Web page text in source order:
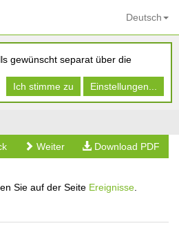
gewünscht separat über die
Ich stimme zu
Einstellungen...
Deutsch
Weiter Download PDF
Sie auf der Seite Ereignisse